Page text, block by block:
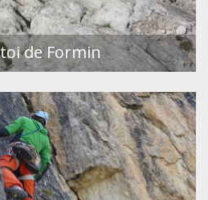
de Formin